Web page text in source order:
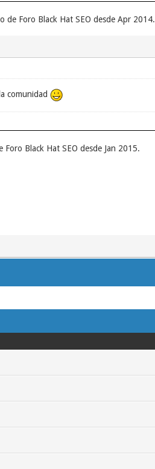
de Foro Black Hat SEO desde Apr 2014.
comunidad
Black Hat SEO desde Jan 2015.